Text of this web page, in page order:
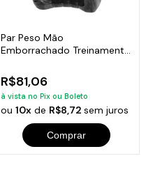
Par Peso Mão
Emborrachado Treinamento
R$81,06
à vista no Pix ou Boleto
ou 10xde R$8,72 sem juros
Comprar